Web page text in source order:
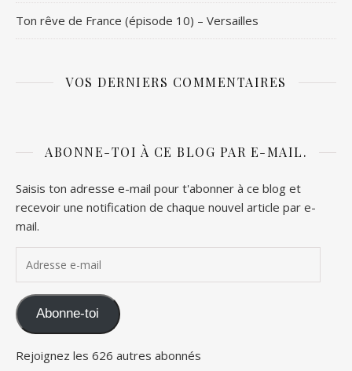
Ton rêve de France (épisode 10) – Versailles
VOS DERNIERS COMMENTAIRES
ABONNE-TOI À CE BLOG PAR E-MAIL.
Saisis ton adresse e-mail pour t'abonner à ce blog et
recevoir une notification de chaque nouvel article par e-
mail.
Abonne-toi
Rejoignez les 626 autres abonnés